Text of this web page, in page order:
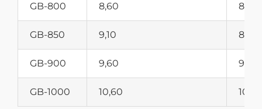
GB-800 8,60 8,10
GB-850 9,10 8,60
GB-900 9,60 9,10
GB-1000 10,60 10,10